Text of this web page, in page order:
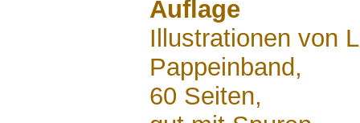
Auflage
Illustrationen von
Pappeinband,
60 Seiten,